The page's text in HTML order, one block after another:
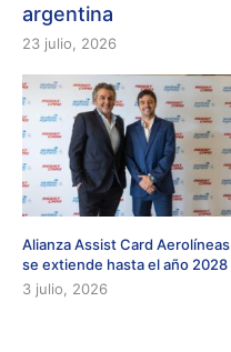
argentina
23 julio, 2026
Alianza Assist Card Aerolíneas
se extiende hasta el año 2028
3 julio, 2026